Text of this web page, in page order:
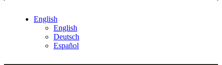
English
English
Deutsch
Español